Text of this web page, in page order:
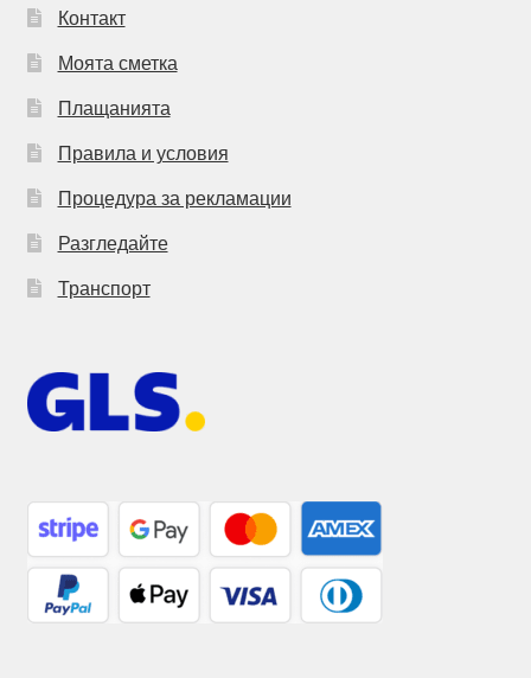
Контакт
Моята сметка
Плащанията
Правила и условия
Процедура за рекламации
Разгледайте
Транспорт